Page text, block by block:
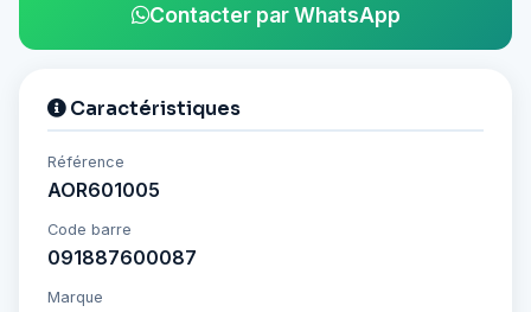
Contacter par WhatsApp
Caractéristiques
Référence
AOR601005
Code barre
091887600087
Marque